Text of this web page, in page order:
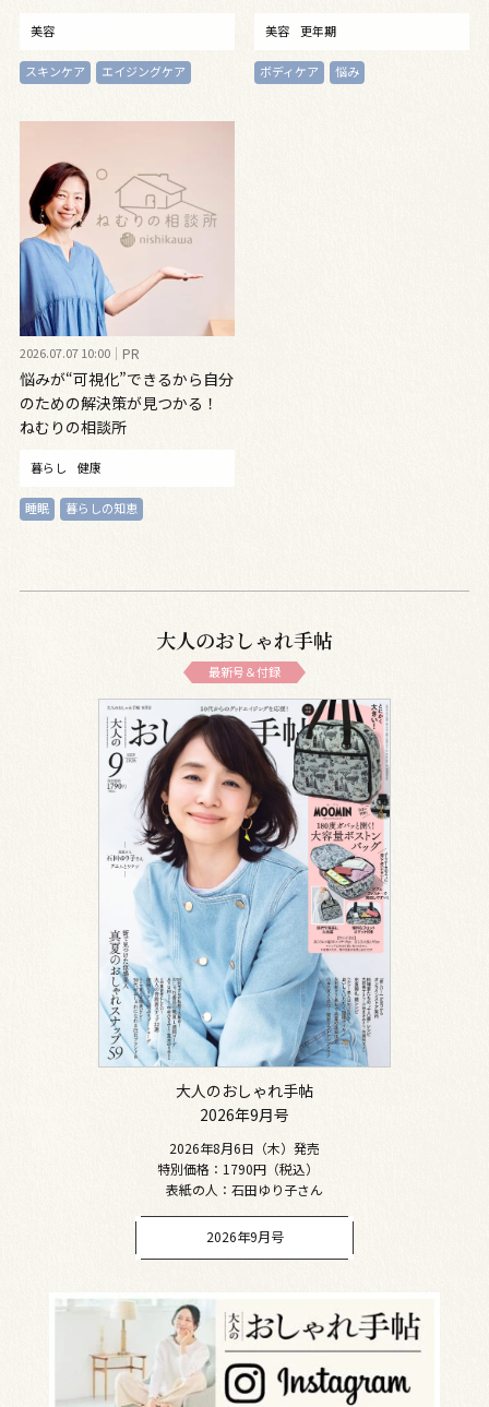
美容
スキンケア エイジングケア
美容 更年期
ボディケア 悩み
2026.07.07 10:00 PR
悩みが“可視化”できるから自分
のための解決策が見つかる！
ねむりの相談所
暮らし 健康
睡眠 暮らしの知恵
大人のおしゃれ手帖
最新号＆付録
大人のおしゃれ手帖
2026年9月号
2026年8月6日（木）発売
特別価格：1790円（税込）
表紙の人：石田ゆり子さん
2026年9月号